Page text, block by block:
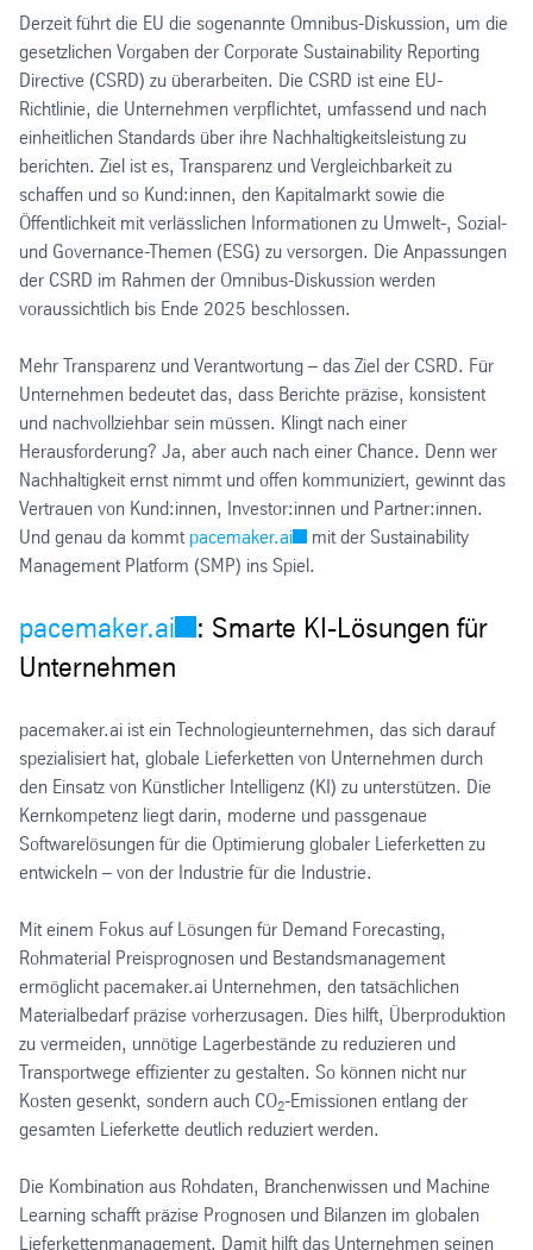
Derzeit führt die EU die sogenannte Omnibus-Diskussion, um die
gesetzlichen Vorgaben der Corporate Sustainability Reporting
Directive (CSRD) zu überarbeiten. Die CSRD ist eine EU-
Richtlinie, die Unternehmen verpflichtet, umfassend und nach
einheitlichen Standards über ihre Nachhaltigkeitsleistung zu
berichten. Ziel ist es, Transparenz und Vergleichbarkeit zu
schaffen und so Kund:innen, den Kapitalmarkt sowie die
Öffentlichkeit mit verlässlichen Informationen zu Umwelt-, Sozial-
und Governance-Themen (ESG) zu versorgen. Die Anpassungen
der CSRD im Rahmen der Omnibus-Diskussion werden
voraussichtlich bis Ende 2025 beschlossen.
Mehr Transparenz und Verantwortung – das Ziel der CSRD. Für
Unternehmen bedeutet das, dass Berichte präzise, konsistent
und nachvollziehbar sein müssen. Klingt nach einer
Herausforderung? Ja, aber auch nach einer Chance. Denn wer
Nachhaltigkeit ernst nimmt und offen kommuniziert, gewinnt das
Vertrauen von Kund:innen, Investor:innen und Partner:innen.
Und genau da kommt pacemaker.ai
mit der Sustainability
Management Platform (SMP) ins Spiel.
pacemaker.ai
: Smarte KI-Lösungen für
Unternehmen
pacemaker.ai ist ein Technologieunternehmen, das sich darauf
spezialisiert hat, globale Lieferketten von Unternehmen durch
den Einsatz von Künstlicher Intelligenz (KI) zu unterstützen. Die
Kernkompetenz liegt darin, moderne und passgenaue
Softwarelösungen für die Optimierung globaler Lieferketten zu
entwickeln – von der Industrie für die Industrie.
Mit einem Fokus auf Lösungen für Demand Forecasting,
Rohmaterial Preisprognosen und Bestandsmanagement
ermöglicht pacemaker.ai Unternehmen, den tatsächlichen
Materialbedarf präzise vorherzusagen. Dies hilft, Überproduktion
zu vermeiden, unnötige Lagerbestände zu reduzieren und
Transportwege effizienter zu gestalten. So können nicht nur
Kosten gesenkt, sondern auch CO2-Emissionen entlang der
gesamten Lieferkette deutlich reduziert werden.
Die Kombination aus Rohdaten, Branchenwissen und Machine
Learning schafft präzise Prognosen und Bilanzen im globalen
Lieferkettenmanagement. Damit hilft das Unternehmen seinen